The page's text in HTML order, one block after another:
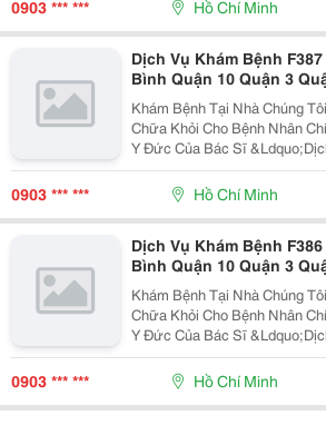
Hoặc Khác
0903 *** *** Hồ Chí Minh
Dịch Vụ Khám Bệnh
Bình Quận 10 Quận 3
Khám Bệnh Tại Nhà Chúng
Chữa Khỏi Cho Bệnh Nhân
Y Đức Của Bác Sĩ
Nhà&Rdquo; Nhằm Đáp Ứng
Không Thể Đến Bệnh Viện
Hoặc Khác
0903 *** *** Hồ Chí Minh
Dịch Vụ Khám Bệnh
Bình Quận 10 Quận 3
Khám Bệnh Tại Nhà Chúng
Chữa Khỏi Cho Bệnh Nhân
Y Đức Của Bác Sĩ
Nhà&Rdquo; Nhằm Đáp Ứng
Không Thể Đến Bệnh Viện
Hoặc Khác
0903 *** *** Hồ Chí Minh